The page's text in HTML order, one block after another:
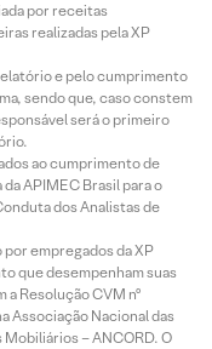
por receitas
realizadas pela XP
e pelo cumprimento
sendo que, caso constem
será o primeiro
ao cumprimento de
APIMEC Brasil para o
dos Analistas de
empregados da XP
que desempenham suas
a Resolução CVM nº
Associação Nacional das
– ANCORD. O